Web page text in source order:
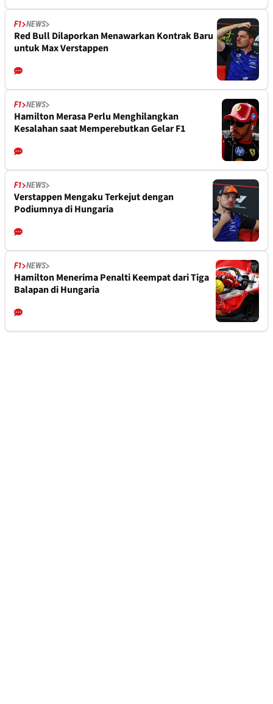
F1 NEWS
Red Bull Dilaporkan Menawarkan Kontrak Baru
untuk Max Verstappen
F1 NEWS
Hamilton Merasa Perlu Menghilangkan
Kesalahan saat Memperebutkan Gelar F1
F1 NEWS
Verstappen Mengaku Terkejut dengan
Podiumnya di Hungaria
F1 NEWS
Hamilton Menerima Penalti Keempat dari Tiga
Balapan di Hungaria